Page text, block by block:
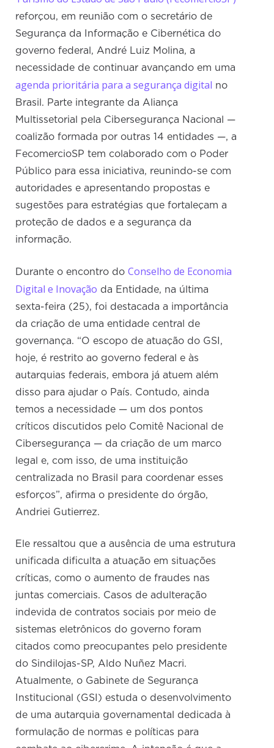
reforçou, em reunião com o secretário de
Segurança da Informação e Cibernética do
governo federal, André Luiz Molina, a
necessidade de continuar avançando em uma
agenda prioritária para a segurança digital no
Brasil. Parte integrante da Aliança
Multissetorial pela Cibersegurança Nacional —
coalizão formada por outras 14 entidades —, a
FecomercioSP tem colaborado com o Poder
Público para essa iniciativa, reunindo-se com
autoridades e apresentando propostas e
sugestões para estratégias que fortaleçam a
proteção de dados e a segurança da
informação.
Durante o encontro doConselho de Economia
Digital e Inovação da Entidade, na última
sexta-feira (25), foi destacada a importância
da criação de uma entidade central de
governança. “O escopo de atuação do GSI,
hoje, é restrito ao governo federal e às
autarquias federais, embora já atuem além
disso para ajudar o País. Contudo, ainda
temos a necessidade — um dos pontos
críticos discutidos pelo Comitê Nacional de
Cibersegurança — da criação de um marco
legal e, com isso, de uma instituição
centralizada no Brasil para coordenar esses
esforços”, afirma o presidente do órgão,
Andriei Gutierrez.
Ele ressaltou que a ausência de uma estrutura
unificada dificulta a atuação em situações
críticas, como o aumento de fraudes nas
juntas comerciais. Casos de adulteração
indevida de contratos sociais por meio de
sistemas eletrônicos do governo foram
citados como preocupantes pelo presidente
do Sindilojas-SP, Aldo Nuñez Macri.
Atualmente, o Gabinete de Segurança
Institucional (GSI) estuda o desenvolvimento
de uma autarquia governamental dedicada à
formulação de normas e políticas para